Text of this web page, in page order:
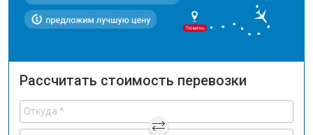
Рассчитать стоимость перевозки